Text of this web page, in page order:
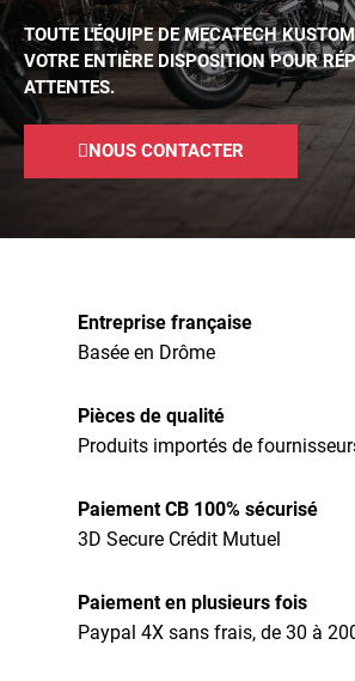
TOUTE L'ÉQUIPE DE MECATECH
VOTRE ENTIÈRE DISPOSITION POUR
ATTENTES.
NOUS CONTACTER
Entreprise française
Basée en Drôme
Pièces de qualité
Produits importés de
Paiement CB 100% sécurisé
3D Secure Crédit Mutuel
Paiement en plusieurs fois
Paypal 4X sans frais, de 30 à